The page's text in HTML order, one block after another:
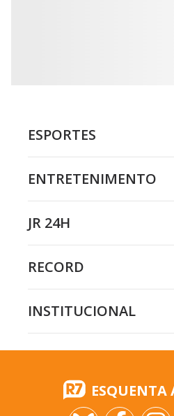
ESPORTES
ENTRETENIMENTO
JR 24H
RECORD
INSTITUCIONAL
ESQUENTA